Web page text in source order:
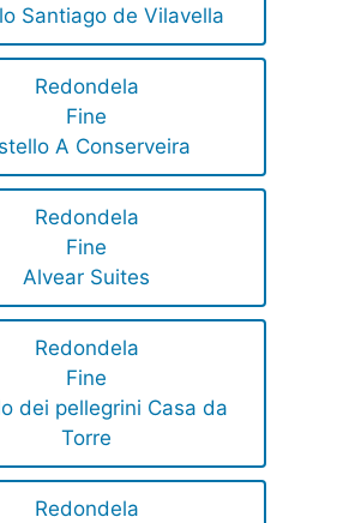
Santiago de Vilavella
Redondela
Fine
A Conserveira
Redondela
Fine
Alvear Suites
Redondela
Fine
dei pellegrini Casa da
Torre
Redondela